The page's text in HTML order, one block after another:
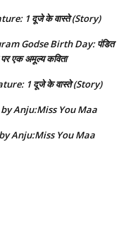
1 दूजे के वास्ते (Story)
Godse Birth Day: पंडित
एक अमूल्य कविता
1 दूजे के वास्ते (Story)
Anju:Miss You Maa
Anju:Miss You Maa